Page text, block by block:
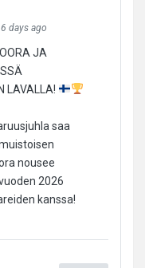
days ago
JA
LAVALLA!
saa
nousee
2026
kanssa!